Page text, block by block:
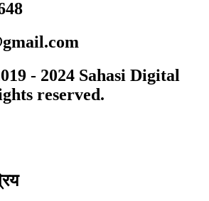
- 2024 Sahasi Digital
reserved.